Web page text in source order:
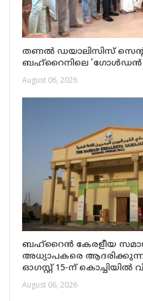
തണൽ ഡയാലിസിസ്
ബഹ്‌റൈനിലെ
August 06, 2026
ബഹ്‌റൈൻ കേരളീയ
അധ്യാപകരെ
ഓഗസ്റ്റ് 15-ന് കൊച്ചിയിൽ
August 06, 2026